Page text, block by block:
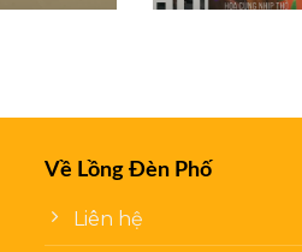
Về Lồng Đèn Phố
Liên hệ